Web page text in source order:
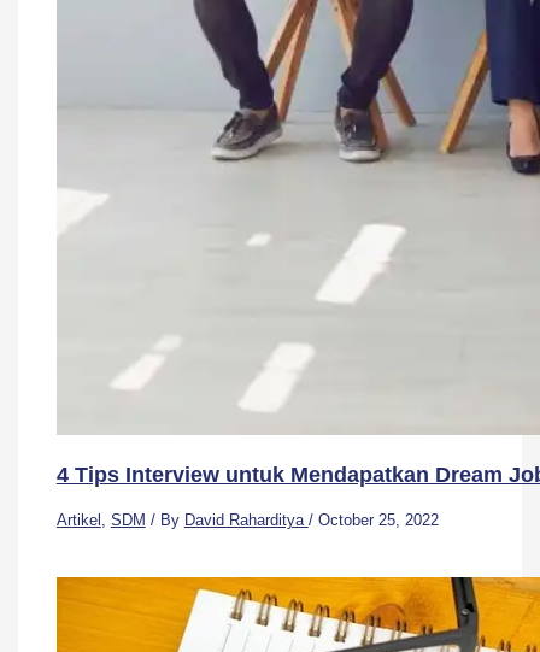
4 Tips Interview untuk Mendapatkan Dream
Artikel SDM / By David Raharditya / October 25, 2022